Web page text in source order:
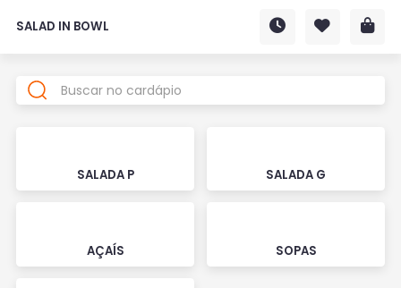
SALAD IN BOWL
SALADA P SALADA G
AÇAÍS SOPAS